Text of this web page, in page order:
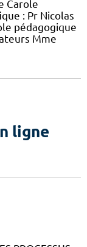
Carole
: Pr Nicolas
pédagogique
Mme
ligne